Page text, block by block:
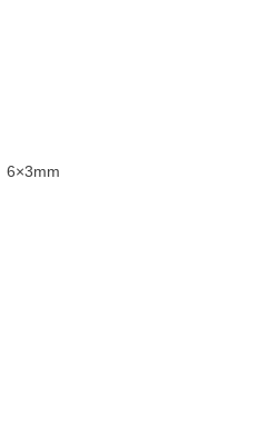
6×3mm